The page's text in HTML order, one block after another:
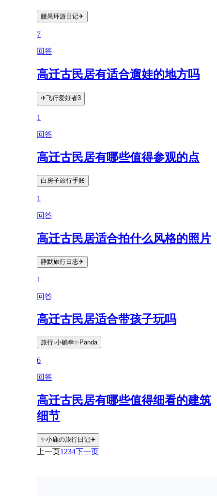
腰果环游日记✈
7
回答
高迁古民居有适合遛娃的地方吗
✈️飞行爱好者3
1
回答
高迁古民居有哪些值得参观的点
白房子旅行手账
1
回答
高迁古民居适合拍什么风格的照片
静默旅行日志✈
1
回答
高迁古民居适合带孩子玩吗
旅行·小确幸✨Panda
6
回答
高迁古民居有哪些值得细看的建筑
细节
✨小鹿の旅行日记✈️
上一页1 234下一页